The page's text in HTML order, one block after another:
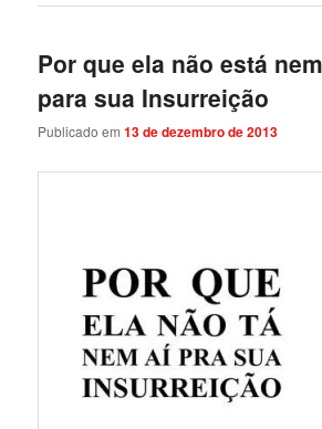
Por que ela não está
para sua Insurreição
Publicado em13 de dezembro de 2013